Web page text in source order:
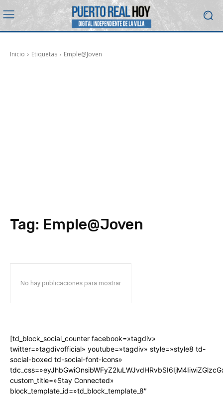
Inicio Etiquetas Emple@Joven
Tag: Emple@Joven
No hay publicaciones para mostrar
[td_block_social_counter facebook=»tagdiv»
twitter=»tagdivofficial» youtube=»tagdiv» style=»style8 td-
social-boxed td-social-font-icons»
custom_title=»Stay Connected»
block_template_id=»td_block_template_8″